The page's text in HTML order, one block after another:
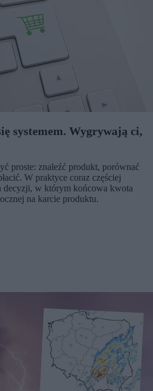
systemem. Wygrywają ci,
proste: znaleźć produkt, porównać
W praktyce coraz częściej
decyzji, w którym końcowa kwota
na karcie produktu.